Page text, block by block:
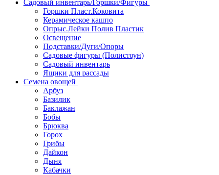
Садовый инвентарь/Горшки/Фигуры
Горшки Пласт.Коковита
Керамическое кашпо
Опрыс.Лейки Полив Пластик
Освещение
Подставки/Дуги/Опоры
Садовые фигуры (Полистоун)
Садовый инвентарь
Ящики для рассады
Семена овощей
Арбуз
Базилик
Баклажан
Бобы
Брюква
Горох
Грибы
Дайкон
Дыня
Кабачки